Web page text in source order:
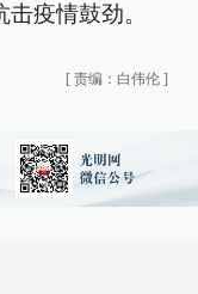
疫情鼓劲。
[ 责编：白伟伦 ]